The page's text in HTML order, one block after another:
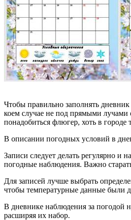
Чтобы правильно заполнять
коем случае не под прямыми лучами
понадобиться флюгер, хоть в
В описании погодных условий в
Записи следует делать регулярно
погодные наблюдения. Важно
Для записей лучше выбрать
чтобы температурные данные были
В дневнике наблюдения за погодой
расширяя их набор.